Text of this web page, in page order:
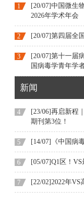
1
[20/07]中国微生
2026年学术年会
2 [20/07]第四届全
3
[20/07]第十一届
国病毒学青年学
新闻
4
[23/06]再启新程
期刊第3位！
5 [14/07]《中国病
6 [05/07]Q1区！VS
7 [22/02]2022年